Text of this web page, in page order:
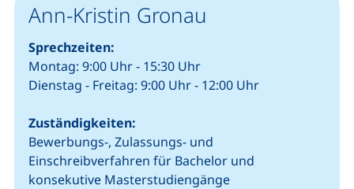
Ann-Kristin Gronau
Sprechzeiten:
Montag: 9:00 Uhr - 15:30 Uhr
Dienstag - Freitag: 9:00 Uhr - 12:00 Uhr
Zuständigkeiten:
Bewerbungs-, Zulassungs- und
Einschreibverfahren für Bachelor und
konsekutive Masterstudiengänge